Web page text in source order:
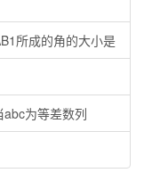
所成的角的大小是
为等差数列